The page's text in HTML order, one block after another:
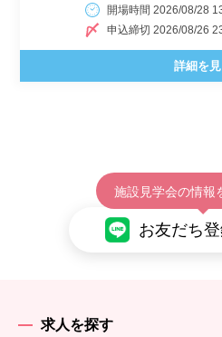
開場時間 2026/08/28
申込締切 2026/08/26
詳細を
施設見学会の情報
お友だち
求人を探す